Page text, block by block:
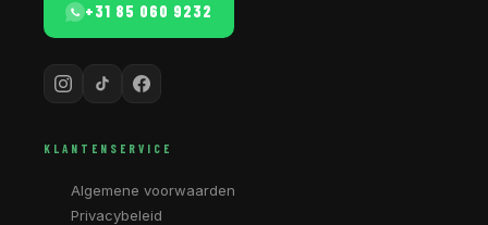
+31 85 060 9232
KLANTENSERVICE
Algemene voorwaarden
Privacybeleid